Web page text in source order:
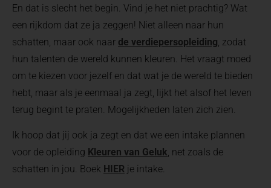
En dat is slecht het begin. Vind je het niet prachtig? Wat
een rijkdom dat ze ja zeggen! Niet alleen naar hun
schatten, maar ook naar de verdiepersopleiding , zodat
hun talenten de wereld kunnen kleuren. Het vraagt moed
om te kiezen voor jezelf en dat wat je de wereld te bieden
hebt, maar als je eenmaal ja zegt, lijkt het alsof het leven
terug begint te praten. Mogelijkheden laten zich zien.
Ik hoop dat jij ook ja zegt en dat we een intake plannen
voor de opleiding Kleuren van Geluk, net zoals de
schatten in jou. Boek HIER je intake.